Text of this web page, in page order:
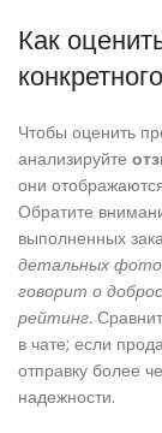
Как
Чтобы оценить
анализируйте
они
Обратите
выполненных
детальных фото
говорит о
рейтинг.
в чате; если
отправку более
надежности.